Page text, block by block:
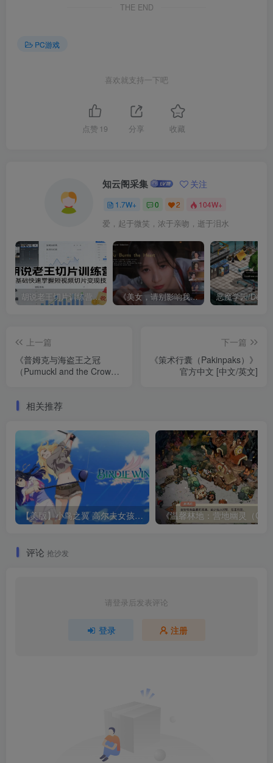
THE END
PC游戏
喜欢就支持一下吧
点赞 19 分享 收藏
知云阁采集 关注
1.7W+ 0 2 104W+
爱，起于微笑，浓于亲吻，逝于泪水
胡说老王切片训练营，零基础快速掌握短视频切片变现技巧 《美女，请别影响我成仙全球版》中文版
上一篇
《普姆克与海盗王之冠
（Pumuckl and the Crown
下一篇
《策术行囊（Pakinpaks）》
官方中文 [中文/英文]
相关推荐
【美版】小鸟之翼 高尔夫女孩故事 .BIRDIE WING -Golf Girls’ Story- 中文
评论 抢沙发
请登录后发表评论
登录 注册